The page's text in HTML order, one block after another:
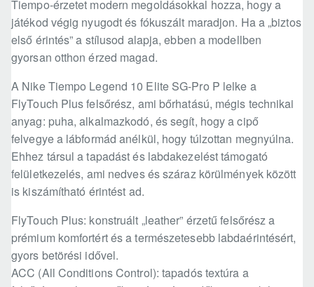
Tiempo-érzetet modern megoldásokkal hozza, hogy a
játékod végig nyugodt és fókuszált maradjon. Ha a „biztos
első érintés” a stílusod alapja, ebben a modellben
gyorsan otthon érzed magad.
A Nike Tiempo Legend 10 Elite SG-Pro P lelke a
FlyTouch Plus felsőrész, ami bőrhatású, mégis technikai
anyag: puha, alkalmazkodó, és segít, hogy a cipő
felvegye a lábformád anélkül, hogy túlzottan megnyúlna.
Ehhez társul a tapadást és labdakezelést támogató
felületkezelés, ami nedves és száraz körülmények között
is kiszámítható érintést ad.
FlyTouch Plus: konstruált „leather” érzetű felsőrész a
prémium komfortért és a természetesebb labdaérintésért,
gyors betörési idővel.
ACC (All Conditions Control): tapadós textúra a